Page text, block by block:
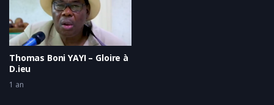
Thomas Boni YAYI – Gloire à
D.ieu
1 an